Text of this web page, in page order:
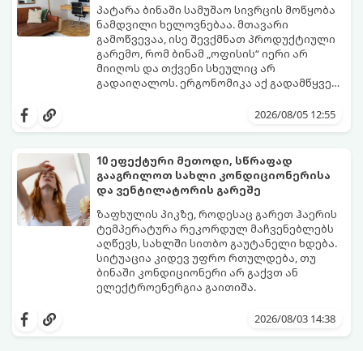
პატარა ბინაში სამუშაო სივრცის მოწყობა
ნამდვილი ხელოვნებაა. მთავარი
გამოწვევაა, ისე შევქმნათ პროდუქტიული
გარემო, რომ ბინამ „ოფისის“ იერი არ
მიიღოს და თქვენი სხეულიც არ
გადაიღალოს. ერგონომიკა აქ გადამწყვეტ
2026/08/05 12:55
10 ეფექტური მეთოდი, სწრაფად
გააგრილოთ სახლი კონდიციონერისა
და ვენტილატორის გარეშე
ზაფხულის პიკზე, როდესაც გარეთ ჰაერის
ტემპერატურა რეკორდულ მაჩვენებლებს
აღწევს, სახლში სითბო გაუტანელი ხდება.
სიტუაცია კიდევ უფრო რთულდება, თუ
ბინაში კონდიციონერი არ გაქვთ ან
ელექტროენერგია გაითიშა.
კანონები და გამოცდილი ყოფითი ხრიკები,
2026/08/03 14:38